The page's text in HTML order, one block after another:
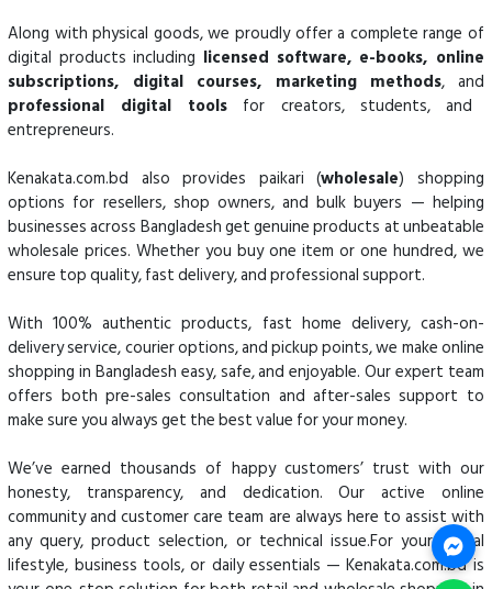
Along with physical goods, we proudly offer a complete range of
digital products including licensed software, e-books, online
subscriptions, digital courses, marketing methods, and
professional digital tools for creators, students, and
entrepreneurs.
Kenakata.com.bd also provides paikari (wholesale) shopping
options for resellers, shop owners, and bulk buyers — helping
businesses across Bangladesh get genuine products at unbeatable
wholesale prices. Whether you buy one item or one hundred, we
ensure top quality, fast delivery, and professional support.
With 100% authentic products, fast home delivery, cash-on-
delivery service, courier options, and pickup points, we make online
shopping in Bangladesh easy, safe, and enjoyable. Our expert team
offers both pre-sales consultation and after-sales support to
make sure you always get the best value for your money.
We’ve earned thousands of happy customers’ trust with our
honesty, transparency, and dedication. Our active online
community and customer care team are always here to assist with
any query, product selection, or technical issue.For your digital
lifestyle, business tools, or daily essentials — Kenakata.com.bd is